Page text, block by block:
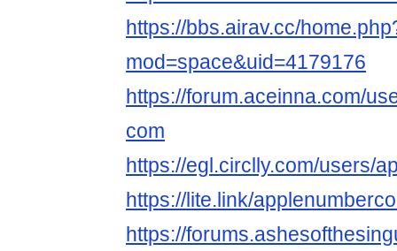
https://bbs.airav.cc/
mod=space&uid=4179176
https://forum.aceinna.com/
com
https://egl.circlly.com/users/
https://lite.link/
https://